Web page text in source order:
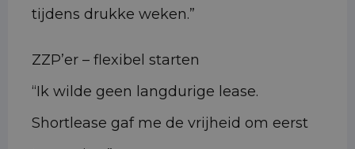
tijdens drukke weken.”
ZZP’er – flexibel starten
“Ik wilde geen langdurige lease.
Shortlease gaf me de vrijheid om eerst